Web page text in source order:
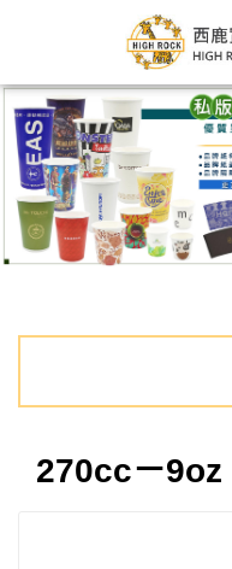
270cc－9oz